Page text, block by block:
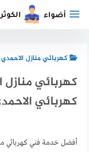
كهربائي منازل الاحمدي
كهربائي
أفضل خدمة فني كهربائي